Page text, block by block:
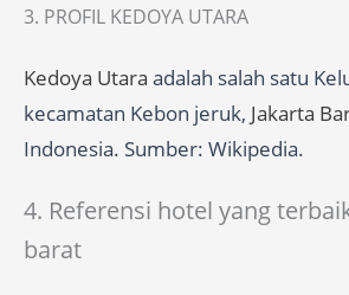
3. PROFIL KEDOYA UTARA
Kedoya Utara adalah salah satu
kecamatan Kebon jeruk, Jakarta
Indonesia. Sumber: Wikipedia.
4. Referensi hotel yang
barat